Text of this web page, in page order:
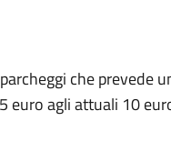
che prevede
euro agli attuali 10